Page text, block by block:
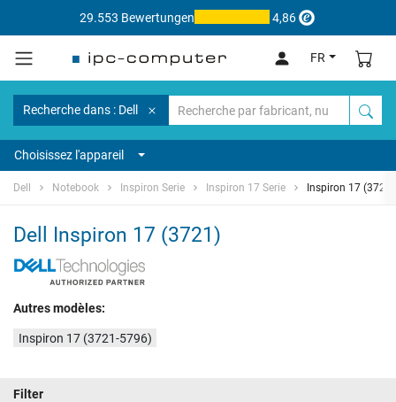
29.553 Bewertungen 4,86
FR
Recherche dans : Dell
Choisissez l'appareil
Dell Notebook Inspiron Serie Inspiron 17 Serie Inspiron 17 (3721)
Dell Inspiron 17 (3721)
Autres modèles:
Inspiron 17 (3721-5796)
Filter